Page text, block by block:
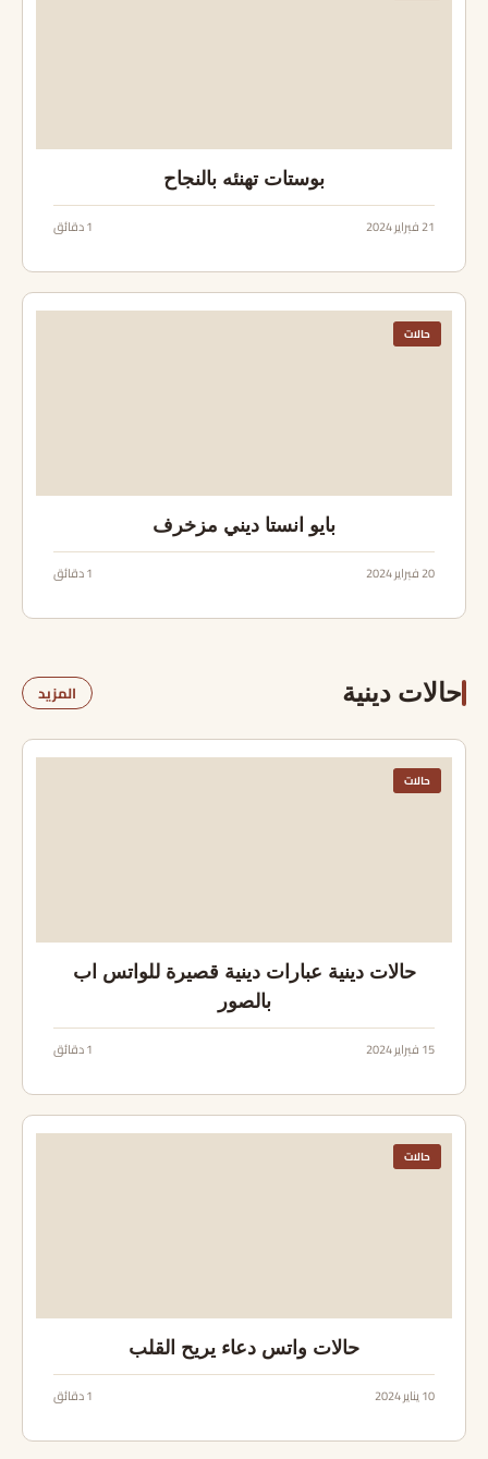
بوستات تهنئه بالنجاح
21 فبراير 2024 1 دقائق
حالات
بايو انستا ديني مزخرف
20 فبراير 2024 1 دقائق
حالات دينية المزيد
حالات
حالات دينية عبارات دينية قصيرة للواتس اب
بالصور
15 فبراير 2024 1 دقائق
حالات
حالات واتس دعاء يريح القلب
10 يناير 2024 1 دقائق